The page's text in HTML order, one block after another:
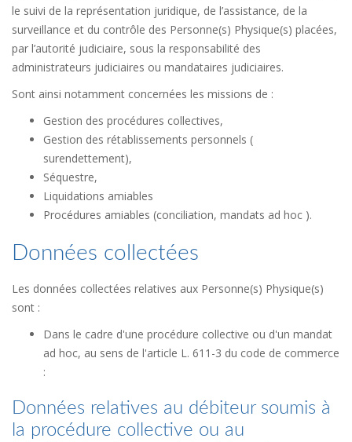
le suivi de la représentation juridique, de l’assistance, de la
surveillance et du contrôle des Personne(s) Physique(s) placées,
par l’autorité judiciaire, sous la responsabilité des
administrateurs judiciaires ou mandataires judiciaires.
Sont ainsi notamment concernées les missions de :
Gestion des procédures collectives,
Gestion des rétablissements personnels (
surendettement),
Séquestre,
Liquidations amiables
Procédures amiables (conciliation, mandats ad hoc ).
Données collectées
Les données collectées relatives aux Personne(s) Physique(s)
sont :
Dans le cadre d'une procédure collective ou d'un mandat
ad hoc, au sens de l'article L. 611-3 du code de commerce
:
Données relatives au débiteur soumis à
la procédure collective ou au